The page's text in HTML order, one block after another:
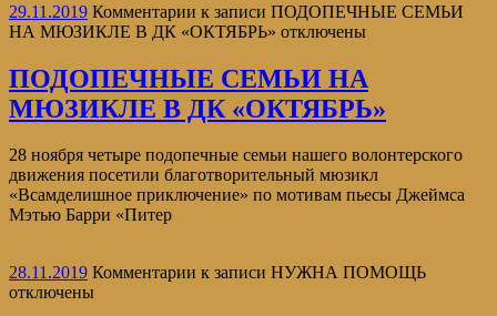
29.11.2019 Комментарии к записи ПОДОПЕЧНЫЕ СЕМЬИ
НА МЮЗИКЛЕ В ДК «ОКТЯБРЬ» отключены
ПОДОПЕЧНЫЕ СЕМЬИ НА
МЮЗИКЛЕ В ДК «ОКТЯБРЬ»
28 ноября четыре подопечные семьи нашего волонтерского
движения посетили благотворительный мюзикл
«Всамделишное приключение» по мотивам пьесы Джеймса
Мэтью Барри «Питер
28.11.2019 Комментарии к записи НУЖНА ПОМОЩЬ
отключены